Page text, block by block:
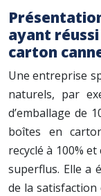
ayant
carton
Une entreprise
naturels, par
d’emballage de
boîtes en
recyclé à 100%
superflus. Elle a
de la satisfaction